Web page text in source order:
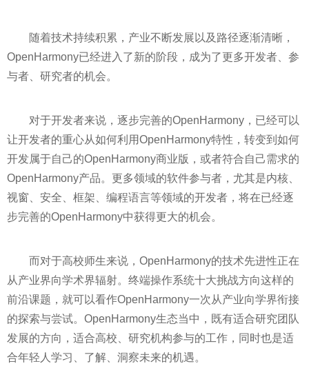
随着技术持续积累，产业不断发展以及路径逐渐清晰，
OpenHarmony已经进入了新的阶段，成为了更多开发者、参
与者、研究者的机会。
对于开发者来说，逐步完善的OpenHarmony，已经可以
让开发者的重心从如何利用OpenHarmony特性，转变到如何
开发属于自己的OpenHarmony商业版，或者符合自己需求的
OpenHarmony产品。更多领域的软件参与者，尤其是内核、
视窗、安全、框架、编程语言等领域的开发者，将在已经逐
步完善的OpenHarmony中获得更大的机会。
而对于高校师生来说，OpenHarmony的技术先进性正在
从产业界向学术界辐射。终端操作系统十大挑战方向这样的
前沿课题，就可以看作OpenHarmony一次从产业向学界衔接
的探索与尝试。OpenHarmony生态当中，既有适合研究团队
发展的方向，适合高校、研究机构参与的工作，同时也是适
合年轻人学习、了解、洞察未来的机遇。